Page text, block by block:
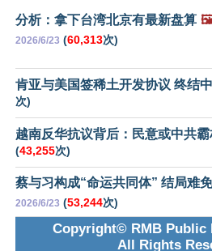
分析：拿下台湾北京有最新盘算
2026/6/23 (60,313次)
肯亚与美国签稀土开发协议 终结
次)
越南反华抗议背后：民意或中共
(43,255次)
蔡与习构成“命运共同体” 结局难
2026/6/23 (53,244次)
Copyright© RMB Public
All Rights